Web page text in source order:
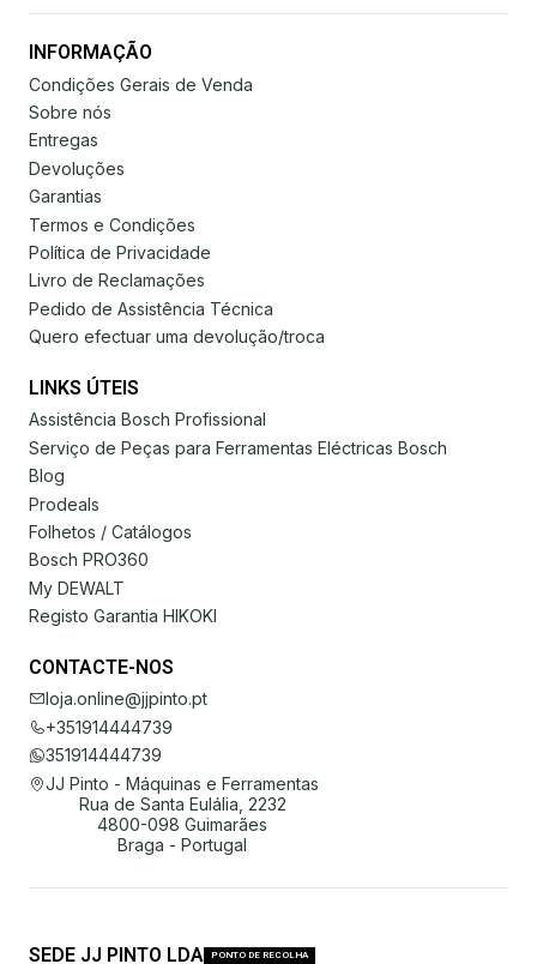
INFORMAÇÃO
Condições Gerais de Venda
Sobre nós
Entregas
Devoluções
Garantias
Termos e Condições
Política de Privacidade
Livro de Reclamações
Pedido de Assistência Técnica
Quero efectuar uma devolução/troca
LINKS ÚTEIS
Assistência Bosch Profissional
Serviço de Peças para Ferramentas Eléctricas Bosch
Blog
Prodeals
Folhetos / Catálogos
Bosch PRO360
My DEWALT
Registo Garantia HIKOKI
CONTACTE-NOS
loja.online@jjpinto.pt
+351914444739
351914444739
JJ Pinto - Máquinas e Ferramentas
Rua de Santa Eulália, 2232
4800-098 Guimarães
Braga - Portugal
SEDE JJ PINTO LDA PONTO DE RECOLHA